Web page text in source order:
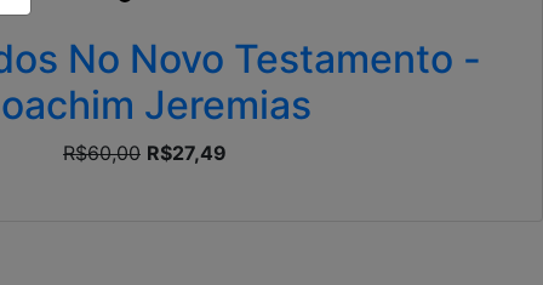
No Novo Testamento -
Jeremias
R$60,00 R$27,49